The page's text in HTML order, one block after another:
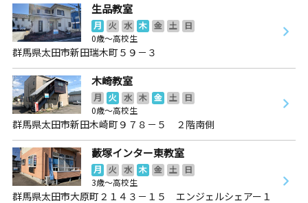
生品教室
月 火 水 木 金 土
日
0歳～高校生
群馬県太田市新田瑞木町５９－３
木崎教室
月 火 水 木 金 土
日
0歳～高校生
群馬県太田市新田木崎町９７８－５ ２階南側
藪塚インター東教室
月 火 水 木 金 土
日
3歳～高校生
群馬県太田市大原町２１４３－１５ エンジェルシェアー１